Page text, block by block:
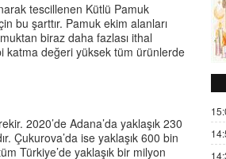
tescillenen Kütlü Pamuk
bu şarttır. Pamuk ekim alanları
biraz daha fazlası ithal
katma değeri yüksek tüm ürünlerde
2020’de Adana’da yaklaşık 230
Çukurova’da ise yaklaşık 600 bin
Türkiye’de yaklaşık bir milyon